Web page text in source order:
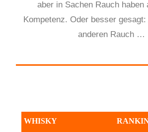
aber in Sachen Rauch haben
Kompetenz. Oder besser gesagt:
anderen Rauch …
WHISKY